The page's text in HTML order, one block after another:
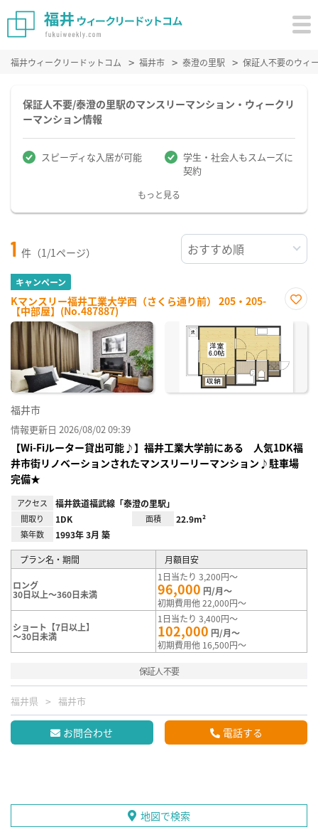
福井ウィークリードットコム 福井市 泰澄の里駅 保証人不要のウィ
保証人不要/泰澄の里駅のマンスリーマンション・ウィークリ
ーマンション情報
スピーディな入居が可能
学生・社会人もスムーズに
契約
もっと見る
1 件（1/1ページ）
キャンペーン
Kマンスリー福井工業大学西（さくら通り前） 205・205-
【中部屋】(No.487887)
に入
福井市
情報更新日 2026/08/02 09:39
【Wi-Fiルーター貸出可能♪】福井工業大学前にある 人気1DK福
井市街リノベーションされたマンスリーリーマンション♪駐車場
完備★
アクセス 福井鉄道福武線「泰澄の里駅」
間取り 1DK 面積 22.9m²
築年数 1993年 3月 築
プラン名・期間 月額目安
ロング
30日以上～360日未満
1日当たり 3,200円～
96,000 円/月～
初期費用他 22,000円～
ショート【7日以上】
～30日未満
1日当たり 3,400円～
102,000 円/月～
初期費用他 16,500円～
保証人不要
福井県 福井市
お問合わせ 電話する
地図で検索